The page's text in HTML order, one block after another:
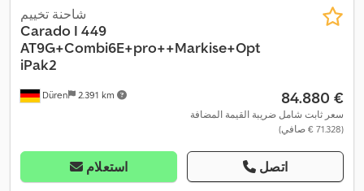
Düren 2.391 km
شاحنة تخييم
Carado I 449
AT9G+Combi6E+pro++Markise+Opt
iPak2
‏84.880 €
سعر ثابت شامل ضريبة القيمة المضافة
(‏71.328 € صافي)
استعلام اتصل